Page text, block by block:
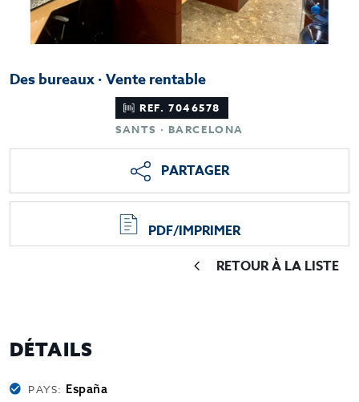
Des bureaux · Vente rentable
REF. 7046578
SANTS · BARCELONA
PARTAGER
PDF/IMPRIMER
RETOUR À LA LISTE
DÉTAILS
PAYS: España